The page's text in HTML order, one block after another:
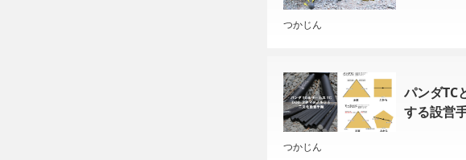
つかじん
パンダTC
する設営
つかじん